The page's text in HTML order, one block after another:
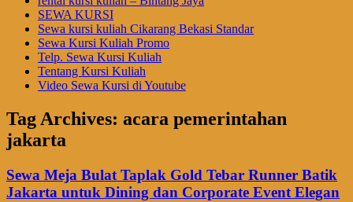
SEWA KURSI
Sewa kursi kuliah Cikarang Bekasi Standar
Sewa Kursi Kuliah Promo
Telp. Sewa Kursi Kuliah
Tentang Kursi Kuliah
Video Sewa Kursi di Youtube
Tag Archives: acara pemerintahan
jakarta
Sewa Meja Bulat Taplak Gold Tebar Runner Batik
Jakarta untuk Dining dan Corporate Event Elegan